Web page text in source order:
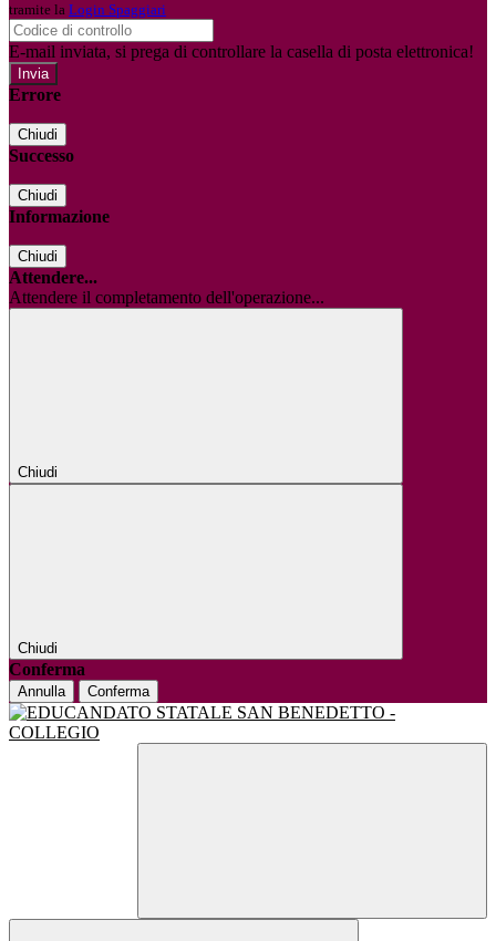
tramite la Login Spaggiari
E-mail inviata, si prega di controllare la casella di posta elettronica!
Errore
Chiudi
Successo
Chiudi
Informazione
Chiudi
Attendere...
Attendere il completamento dell'operazione...
Chiudi
Chiudi
Conferma
Annulla Conferma